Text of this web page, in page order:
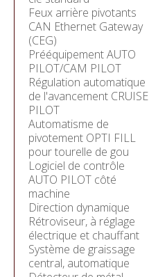
Feux arrière pivotants
CAN Ethernet Gateway
(CEG)
Prééquipement AUTO
PILOT/CAM PILOT
Régulation automatique
de l'avancement CRUISE
PILOT
Automatisme de
pivotement OPTI FILL
pour tourelle de gou
Logiciel de contrôle
AUTO PILOT côté
machine
Direction dynamique
Rétroviseur, à réglage
électrique et chauffant
Système de graissage
central, automatique